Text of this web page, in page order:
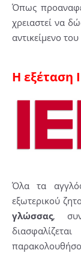
Όπως
χρειαστεί να
αντικείμενο
Η εξέταση
Όλα τα
εξωτερικού
γλώσσας,